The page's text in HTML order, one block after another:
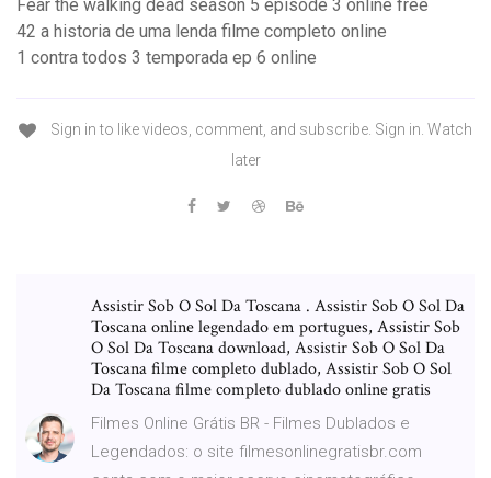
Fear the walking dead season 5 episode 3 online free
42 a historia de uma lenda filme completo online
1 contra todos 3 temporada ep 6 online
Sign in to like videos, comment, and subscribe. Sign in. Watch
later
Assistir Sob O Sol Da Toscana . Assistir Sob O Sol Da
Toscana online legendado em portugues, Assistir Sob
O Sol Da Toscana download, Assistir Sob O Sol Da
Toscana filme completo dublado, Assistir Sob O Sol
Da Toscana filme completo dublado online gratis
Filmes Online Grátis BR - Filmes Dublados e
Legendados: o site filmesonlinegratisbr.com